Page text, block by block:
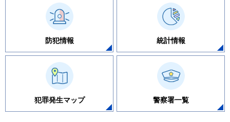
防犯情報 統計情報
犯罪発生マップ 警察署一覧